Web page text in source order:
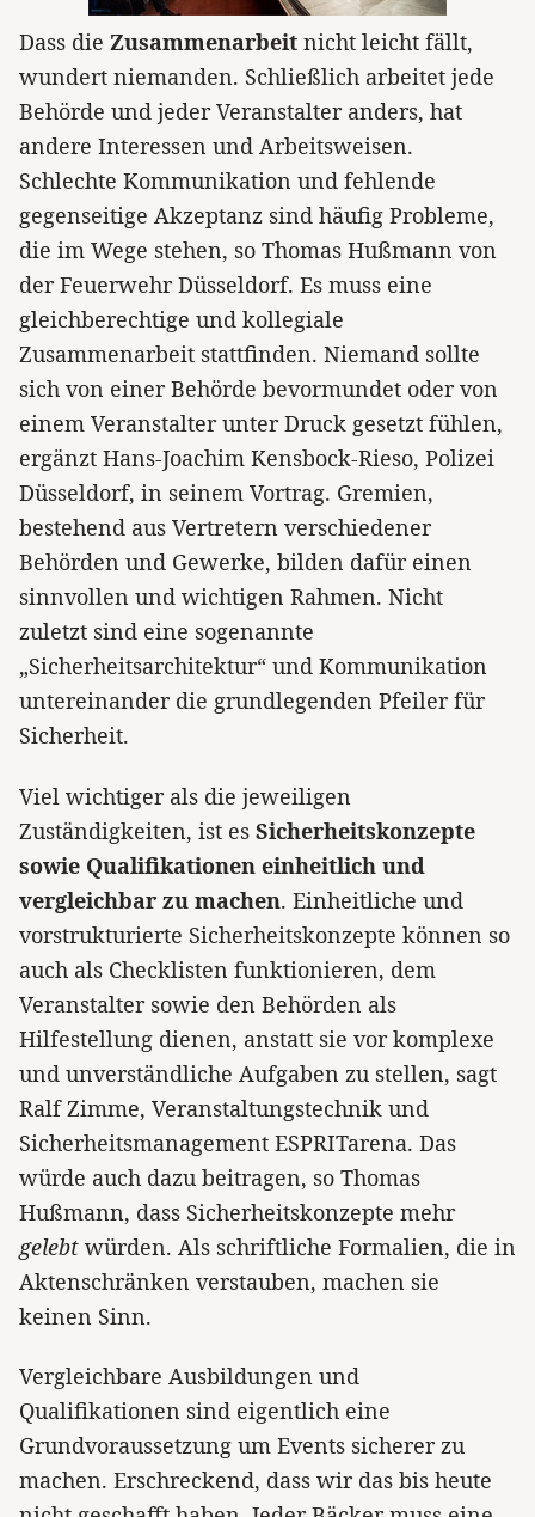
Dass die Zusammenarbeit nicht leicht fällt,
wundert niemanden. Schließlich arbeitet jede
Behörde und jeder Veranstalter anders, hat
andere Interessen und Arbeitsweisen.
Schlechte Kommunikation und fehlende
gegenseitige Akzeptanz sind häufig Probleme,
die im Wege stehen, so Thomas Hußmann von
der Feuerwehr Düsseldorf. Es muss eine
gleichberechtige und kollegiale
Zusammenarbeit stattfinden. Niemand sollte
sich von einer Behörde bevormundet oder von
einem Veranstalter unter Druck gesetzt fühlen,
ergänzt Hans-Joachim Kensbock-Rieso, Polizei
Düsseldorf, in seinem Vortrag. Gremien,
bestehend aus Vertretern verschiedener
Behörden und Gewerke, bilden dafür einen
sinnvollen und wichtigen Rahmen. Nicht
zuletzt sind eine sogenannte
„Sicherheitsarchitektur“ und Kommunikation
untereinander die grundlegenden Pfeiler für
Sicherheit.
Viel wichtiger als die jeweiligen
Zuständigkeiten, ist es Sicherheitskonzepte
sowie Qualifikationen einheitlich und
vergleichbar zu machen. Einheitliche und
vorstrukturierte Sicherheitskonzepte können so
auch als Checklisten funktionieren, dem
Veranstalter sowie den Behörden als
Hilfestellung dienen, anstatt sie vor komplexe
und unverständliche Aufgaben zu stellen, sagt
Ralf Zimme, Veranstaltungstechnik und
Sicherheitsmanagement ESPRITarena. Das
würde auch dazu beitragen, so Thomas
Hußmann, dass Sicherheitskonzepte mehr
gelebt würden. Als schriftliche Formalien, die in
Aktenschränken verstauben, machen sie
keinen Sinn.
Vergleichbare Ausbildungen und
Qualifikationen sind eigentlich eine
Grundvoraussetzung um Events sicherer zu
machen. Erschreckend, dass wir das bis heute